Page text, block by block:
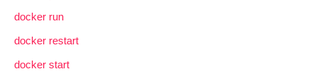
docker run
docker restart
docker start